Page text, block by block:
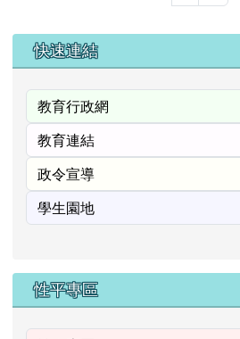
右邊區域內容
快速連結
性平專區